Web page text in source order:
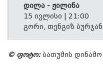
დილა - ჟილინა
15 ივლისი | 21:00
გორი, თენგიზ
© ფოტო:ბათუმის დინამო